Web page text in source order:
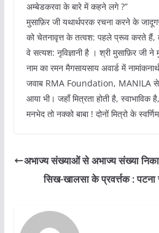
अम्बेडकरवा के बारे में कहने लगे ?”
मुसाफ़िर जी यथार्थपरक रचना करने के
को चेतनावृत्त के तत्वश: पहले प्रूव करते
वे सत्यश: नृविज्ञानी है । श्री मुसाफ़िर जी
नाम का रमन मैगसायसाय अवार्ड में
जवाब RMA Foundation, MANILA से
आया भी। जहाँ मित्रता होती है, स्वाभाविक
मनभेद तो नक्को बाबा ! दोनों मित्रो के
अभाज्य संख्याओं से अभाज्य संख्या
सिख-खालसा के प्रवर्त्तक : पटना